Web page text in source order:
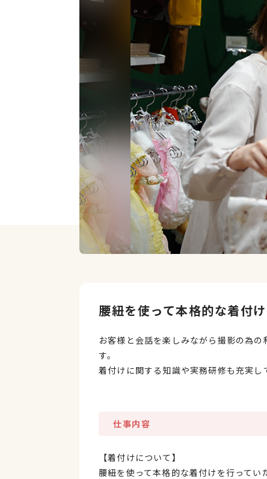
腰紐を使って本格的な着付
お客様と会話を楽しみながら撮影の為
す。
着付けに関する知識や実務研修も充実し
仕事内容
【着付けについて】
腰紐を使って本格的な着付けを行ってい